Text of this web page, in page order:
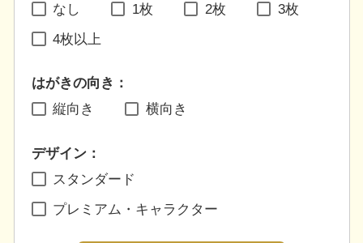
なし
1枚 2枚 3枚
4枚以上
はがきの向き：
縦向き
横向き
デザイン：
スタンダード
プレミアム・キャラクター